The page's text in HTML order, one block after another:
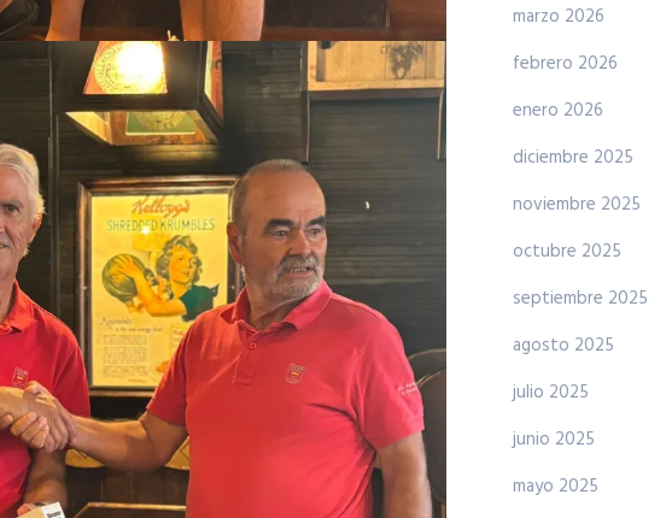
marzo 2026
febrero 2026
enero 2026
diciembre 2025
noviembre 2025
octubre 2025
septiembre 2025
agosto 2025
julio 2025
junio 2025
mayo 2025